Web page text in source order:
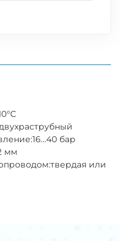
16...40 бар
мм
твердая или